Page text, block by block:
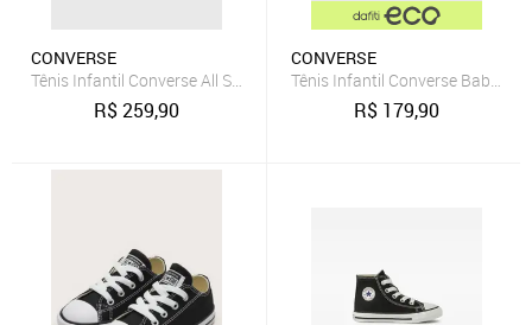
CONVERSE
Tênis Infantil Converse All Star Chuck Classic Preto
R$259,90
CONVERSE
Tênis Infantil Converse Baby
R$ 179,90